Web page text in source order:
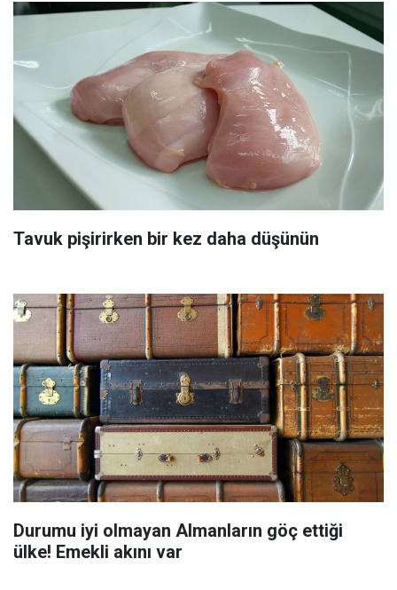
Tavuk pişirirken bir kez daha düşünün
Durumu iyi olmayan Almanların göç ettiği
ülke! Emekli akını var